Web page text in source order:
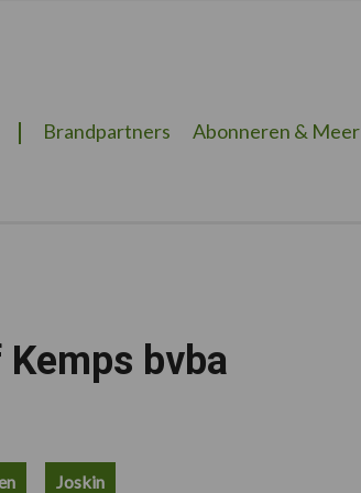
Brandpartners Abonneren & Meer
Kemps bvba
Joskin